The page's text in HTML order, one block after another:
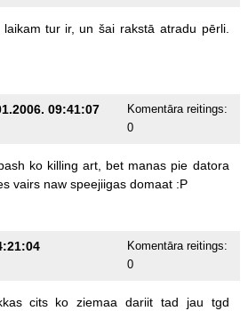
laikam tur ir, un šai rakstā atradu pērli.
09:41:07
Komentāra reitings:
0
ko killing art, bet manas pie datora
vairs naw speejiigas domaat :P
Komentāra reitings:
0
cits ko ziemaa dariit tad jau
tgd